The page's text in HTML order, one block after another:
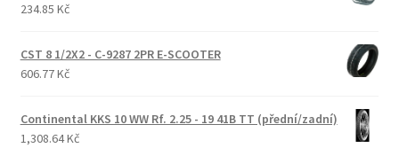
234.85 Kč
CST 8 1/2X2 - C-9287 2PR E-SCOOTER
606.77 Kč
Continental KKS 10 WW Rf. 2.25 - 19 41B TT (přední/zadní)
1,308.64 Kč